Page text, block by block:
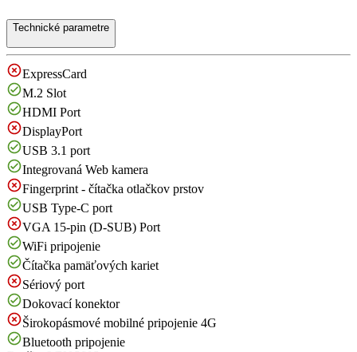
Technické parametre
ExpressCard
M.2 Slot
HDMI Port
DisplayPort
USB 3.1 port
Integrovaná Web kamera
Fingerprint - čítačka otlačkov prstov
USB Type-C port
VGA 15-pin (D-SUB) Port
WiFi pripojenie
Čítačka pamäťových kariet
Sériový port
Dokovací konektor
Širokopásmové mobilné pripojenie 4G
Bluetooth pripojenie